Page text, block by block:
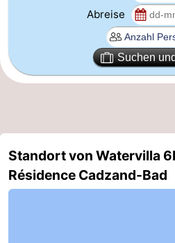
Breskens
-
Sluis
-
Natur
Westflandern
Abreise
Suchen
Standort von Watervilla
Résidence Cadzand-Bad